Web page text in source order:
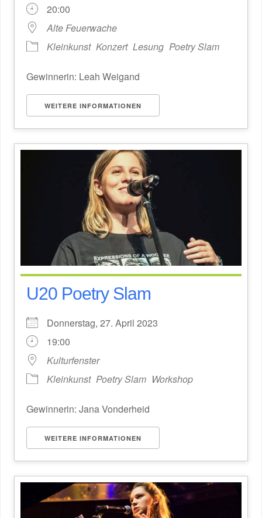
20:00
Alte Feuerwache
Kleinkunst Konzert Lesung Poetry Slam
Gewinnerin: Leah Weigand
WEITERE INFORMATIONEN
U20 Poetry Slam
Donnerstag, 27. April 2023
19:00
Kulturfenster
Kleinkunst Poetry Slam Workshop
Gewinnerin: Jana Vonderheid
WEITERE INFORMATIONEN